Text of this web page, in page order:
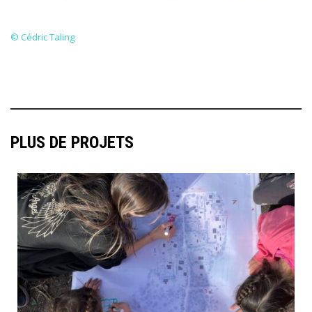
© Cédric Taling
PLUS DE PROJETS